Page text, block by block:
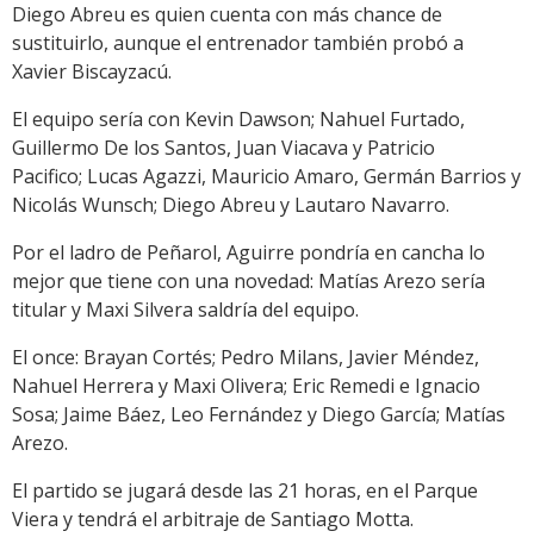
Diego Abreu es quien cuenta con más chance de
sustituirlo, aunque el entrenador también probó a
Xavier Biscayzacú.
El equipo sería con Kevin Dawson; Nahuel Furtado,
Guillermo De los Santos, Juan Viacava y Patricio
Pacifico; Lucas Agazzi, Mauricio Amaro, Germán Barrios y
Nicolás Wunsch; Diego Abreu y Lautaro Navarro.
Por el ladro de Peñarol, Aguirre pondría en cancha lo
mejor que tiene con una novedad: Matías Arezo sería
titular y Maxi Silvera saldría del equipo.
El once: Brayan Cortés; Pedro Milans, Javier Méndez,
Nahuel Herrera y Maxi Olivera; Eric Remedi e Ignacio
Sosa; Jaime Báez, Leo Fernández y Diego García; Matías
Arezo.
El partido se jugará desde las 21 horas, en el Parque
Viera y tendrá el arbitraje de Santiago Motta.